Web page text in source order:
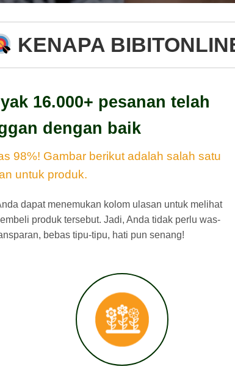
KENAPA
16.000+ pesanan telah
dengan baik
98%! Gambar berikut adalah salah satu
untuk produk.
dapat menemukan kolom ulasan untuk melihat
produk tersebut. Jadi, Anda tidak perlu was-
bebas tipu-tipu, hati pun senang!